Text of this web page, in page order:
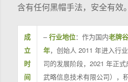
含有任何黑帽手法，安全有效。
成
立
时
间
–行业地位：作为国内老牌
年，创始人 2011 年进入行
司的发展阶段，2021 年正
武略信息技术有限公司），